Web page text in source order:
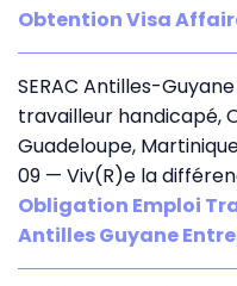
Obtention Visa
SERAC Antilles-
travailleur handicapé,
Guadeloupe,
09 — Viv(R)e la
Obligation Emploi
Antilles Guyane